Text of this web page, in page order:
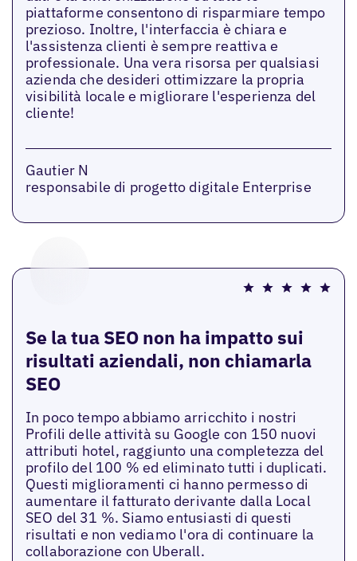
piattaforme consentono di risparmiare tempo
prezioso. Inoltre, l'interfaccia è chiara e
l'assistenza clienti è sempre reattiva e
professionale. Una vera risorsa per qualsiasi
azienda che desideri ottimizzare la propria
visibilità locale e migliorare l'esperienza del
cliente!
Gautier N
responsabile di progetto digitale Enterprise
Se la tua SEO non ha impatto sui
risultati aziendali, non chiamarla
SEO
In poco tempo abbiamo arricchito i nostri
Profili delle attività su Google con 150 nuovi
attributi hotel, raggiunto una completezza del
profilo del 100 % ed eliminato tutti i duplicati.
Questi miglioramenti ci hanno permesso di
aumentare il fatturato derivante dalla Local
SEO del 31 %. Siamo entusiasti di questi
risultati e non vediamo l'ora di continuare la
collaborazione con Uberall.